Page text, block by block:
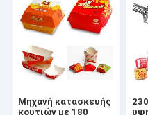
Μηχανή κατασκευής
κουτιών με 180